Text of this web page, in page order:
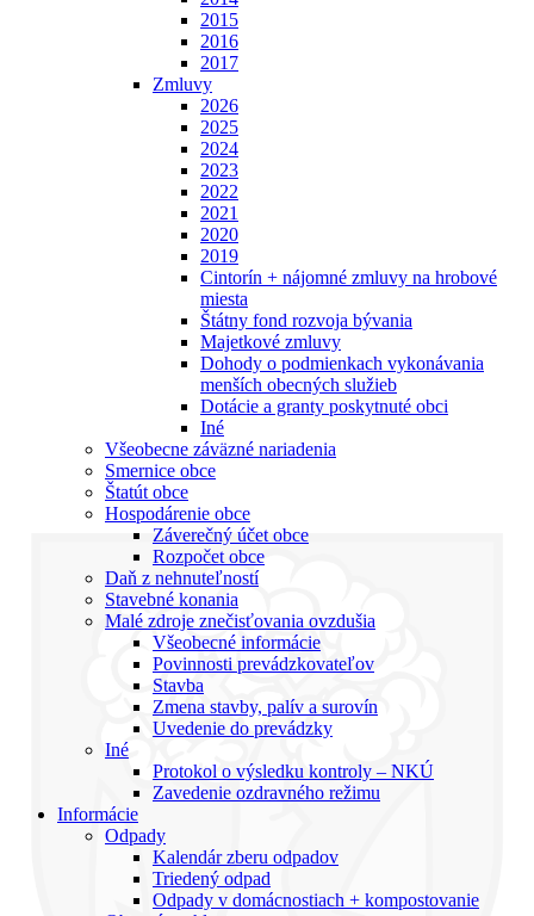
2015
2016
2017
Zmluvy
2026
2025
2024
2023
2022
2021
2020
2019
Cintorín + nájomné zmluvy na hrobové
miesta
Štátny fond rozvoja bývania
Majetkové zmluvy
Dohody o podmienkach vykonávania
menších obecných služieb
Dotácie a granty poskytnuté obci
Iné
Všeobecne záväzné nariadenia
Smernice obce
Štatút obce
Hospodárenie obce
Záverečný účet obce
Rozpočet obce
Daň z nehnuteľností
Stavebné konania
Malé zdroje znečisťovania ovzdušia
Všeobecné informácie
Povinnosti prevádzkovateľov
Stavba
Zmena stavby, palív a surovín
Uvedenie do prevádzky
Iné
Protokol o výsledku kontroly – NKÚ
Zavedenie ozdravného režimu
Informácie
Odpady
Kalendár zberu odpadov
Triedený odpad
Odpady v domácnostiach + kompostovanie